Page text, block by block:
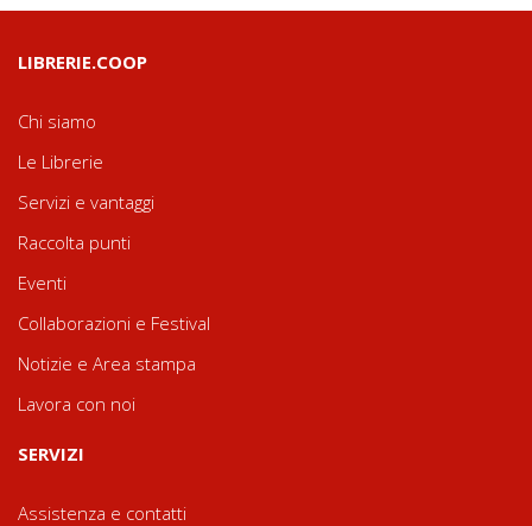
LIBRERIE.COOP
Chi siamo
Le Librerie
Servizi e vantaggi
Raccolta punti
Eventi
Collaborazioni e Festival
Notizie e Area stampa
Lavora con noi
SERVIZI
Assistenza e contatti